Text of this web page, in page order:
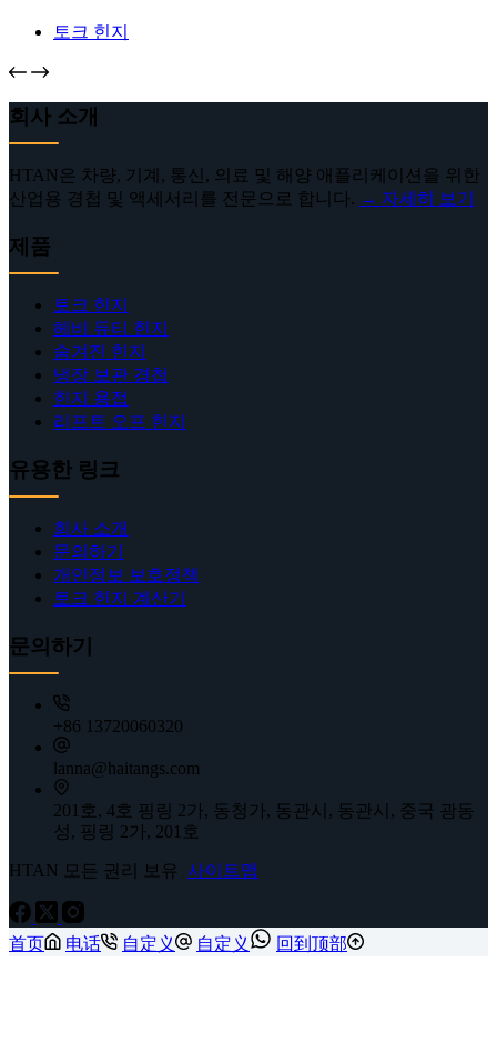
토크 힌지
회사 소개
HTAN은 차량, 기계, 통신, 의료 및 해양 애플리케이션을 위한
산업용 경첩 및 액세서리를 전문으로 합니다. → 자세히 보기
제품
토크 힌지
헤비 듀티 힌지
숨겨진 힌지
냉장 보관 경첩
힌지 용접
리프트 오프 힌지
유용한 링크
회사 소개
문의하기
개인정보 보호정책
토크 힌지 계산기
문의하기
+86 13720060320
lanna@haitangs.com
201호, 4호 핑링 2가, 동청가, 동관시, 동관시, 중국 광동
성, 핑링 2가, 201호
HTAN 모든 권리 보유 사이트맵
首页 电话 自定义 自定义 回到顶部